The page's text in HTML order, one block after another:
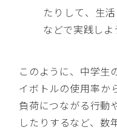
たりして、生
などで実践しよ
このように、中学生
イボトルの使用率か
負荷につながる行動
したりするなど、数